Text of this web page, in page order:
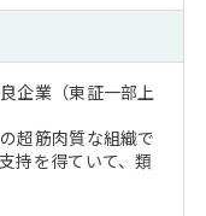
企業（東証一部上
超筋肉質な組織で
持を得ていて、類